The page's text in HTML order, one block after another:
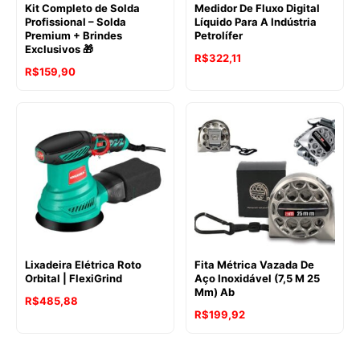
Kit Completo de Solda
Profissional – Solda
Premium + Brindes
Exclusivos 🎁
R$159,90
Medidor De Fluxo Digital
Líquido Para A Indústria
Petrolífer
R$322,11
Lixadeira Elétrica Roto
Orbital | FlexiGrind
R$485,88
Fita Métrica Vazada De
Aço Inoxidável (7,5 M 25
Mm) Ab
R$199,92